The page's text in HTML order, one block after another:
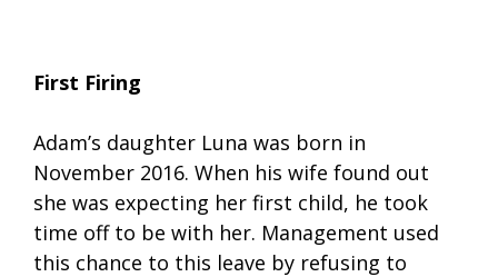
First Firing
Adam’s daughter Luna was born in
November 2016. When his wife found out
she was expecting her first child, he took
time off to be with her. Management used
this chance to this leave by refusing to